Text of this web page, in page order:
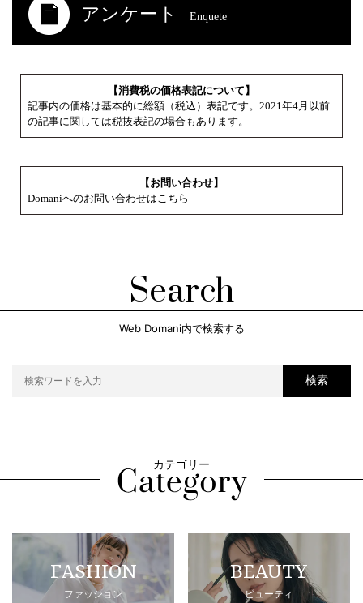
アンケート Enquete
【消費税の価格表記について】
記事内の価格は基本的に総額（税込）表記です。2021年4月以前
の記事に関しては税抜表記の場合もあります。
【お問い合わせ】
Domaniへのお問い合わせはこちら
Search
Web Domani内で検索する
検索
カテゴリー
FASHION
ファッション
BEAUTY
ビューティ